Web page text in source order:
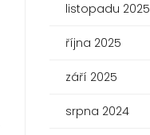
listopadu 2025
října 2025
září 2025
srpna 2024